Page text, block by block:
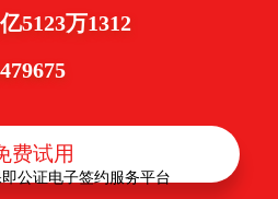
亿5123万1312
费试用
公证电子签约服务平台